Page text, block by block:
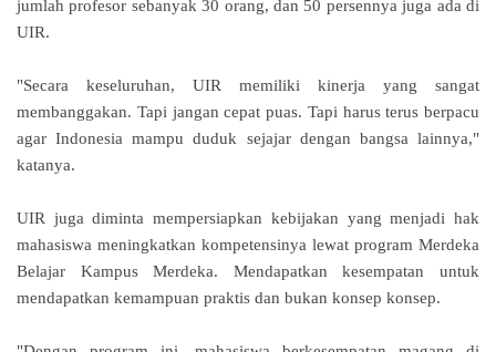
jumlah profesor sebanyak 30 orang, dan 50 persennya juga ada di
UIR.
"Secara keseluruhan, UIR memiliki kinerja yang sangat
membanggakan. Tapi jangan cepat puas. Tapi harus terus berpacu
agar Indonesia mampu duduk sejajar dengan bangsa lainnya,"
katanya.
UIR juga diminta mempersiapkan kebijakan yang menjadi hak
mahasiswa meningkatkan kompetensinya lewat program Merdeka
Belajar Kampus Merdeka. Mendapatkan kesempatan untuk
mendapatkan kemampuan praktis dan bukan konsep konsep.